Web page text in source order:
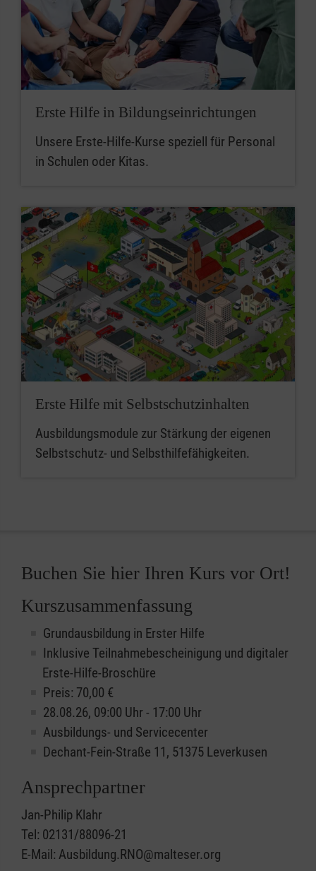
Erste Hilfe in Bildungseinrichtungen
Unsere Erste-Hilfe-Kurse speziell für Personal
in Schulen oder Kitas.
Erste Hilfe mit Selbstschutzinhalten
Ausbildungsmodule zur Stärkung der eigenen
Selbstschutz- und Selbsthilfefähigkeiten.
Buchen Sie hier Ihren Kurs vor Ort!
Kurszusammenfassung
Grundausbildung in Erster Hilfe
Inklusive Teilnahmebescheinigung und digitaler
Erste-Hilfe-Broschüre
Preis: 70,00 €
28.08.26, 09:00 Uhr - 17:00 Uhr
Ausbildungs- und Servicecenter
Dechant-Fein-Straße 11, 51375 Leverkusen
Ansprechpartner
Jan-Philip Klahr
Tel: 02131/88096-21
E-Mail: Ausbildung.RNO@malteser.org